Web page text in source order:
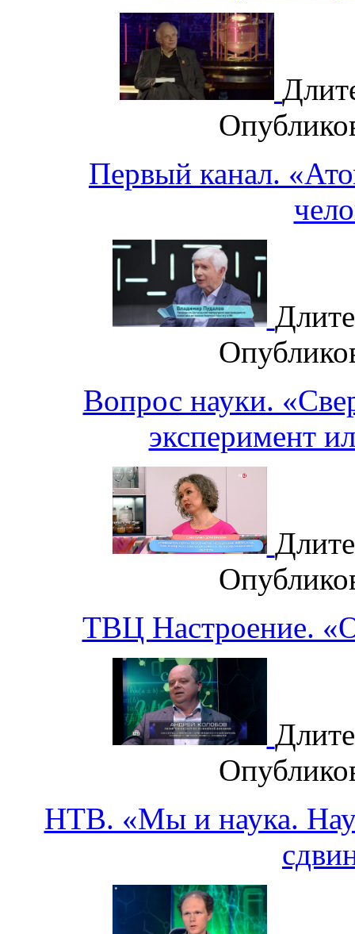
Первый канал.
Вопрос науки.
эксперимент
ТВЦ Настроение.
НТВ. «Мы и наука.